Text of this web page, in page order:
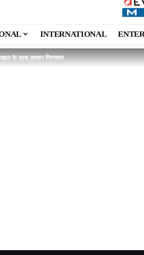
INTERNATIONAL
के साथ तस्कर गिरफ्तार